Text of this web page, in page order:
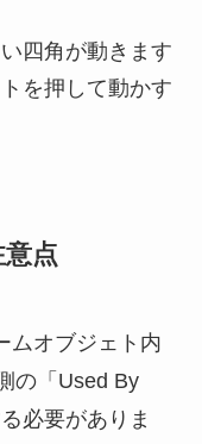
四角が動きます
を押して動かす
点
ムオブジェト内
の「Used By
必要がありま